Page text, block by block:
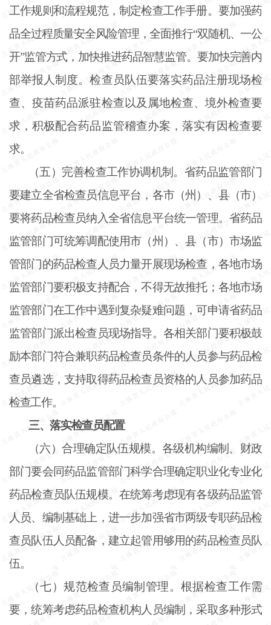
工作规则和流程规范，制定检查工作手册。要加强药
品全过程质量安全风险管理，全面推行“双随机、一公
开”监管方式，加快推进药品智慧监管。要加快完善内
部举报人制度。检查员队伍要落实药品注册现场检
查、疫苗药品派驻检查以及属地检查、境外检查要
求，积极配合药品监管稽查办案，落实有因检查要
求。
（五）完善检查工作协调机制。省药品监管部门
要建立全省检查员信息平台，各市（州）、县（市）
要将药品检查员纳入全省信息平台统一管理。省药品
监管部门可统筹调配使用市（州）、县（市）市场监
管部门的药品检查人员力量开展现场检查，各地市场
监管部门要积极支持配合，不得无故推托；各地市场
监管部门在工作中遇到复杂疑难问题，可申请省药品
监管部门派出检查员现场指导。各相关部门要积极鼓
励本部门符合兼职药品检查员条件的人员参与药品检
查员遴选，支持取得药品检查员资格的人员参加药品
检查工作。
三、落实检查员配置
（六）合理确定队伍规模。各级机构编制、财政
部门要会同药品监管部门科学合理确定职业化专业化
药品检查员队伍规模。在统筹考虑现有各级药品监管
人员、编制基础上，进一步加强省市两级专职药品检
查员队伍人员配备，建立起管用够用的药品检查员队
伍。
（七）规范检查员编制管理。根据检查工作需
要，统筹考虑药品检查机构人员编制，采取多种形式